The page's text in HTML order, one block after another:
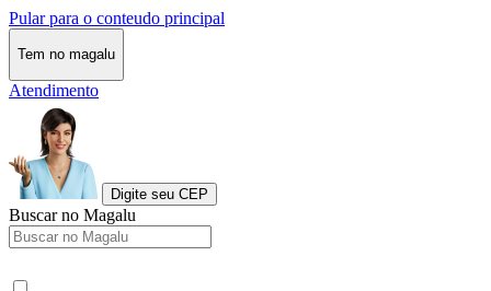
Pular para o conteudo principal
Tem no magalu
Atendimento
Digite seu CEP
Buscar no Magalu